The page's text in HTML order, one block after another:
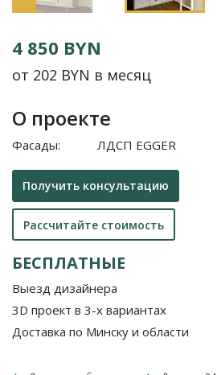
4 850 BYN
от 202 BYN в месяц
О проекте
Фасады: ЛДСП EGGER
Получить консультацию
Рассчитайте стоимость
БЕСПЛАТНЫЕ
Выезд дизайнера
3D проект в 3-х вариантах
Доставка по Минску и области